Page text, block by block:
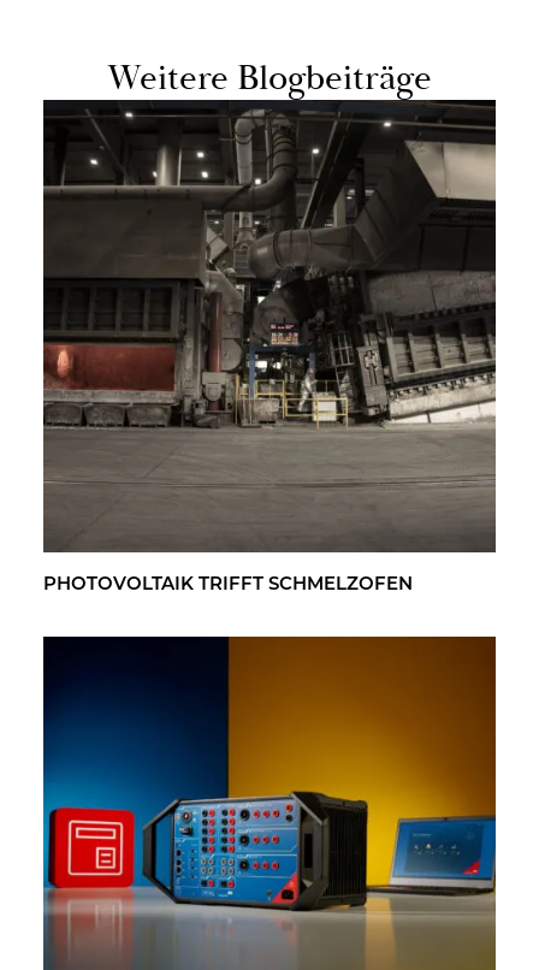
Wei­te­re Blog­bei­trä­ge
PHO­TO­VOL­TA­IK TRIFFT SCHMELZ­OFEN